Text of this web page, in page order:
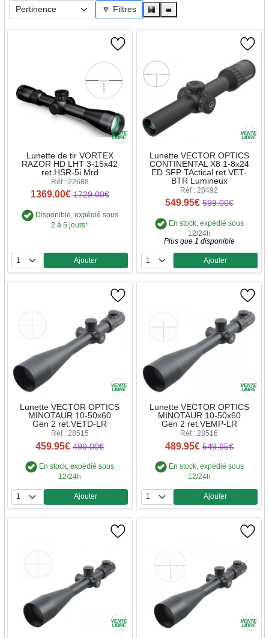
➜ Lunettes GAMO pour carabines à plombs
➜ Lunettes MTS - STOEGER pour carabines à plombs
➜ Lunettes UMAREX pour carabines à plombs
➜ Lunettes WALTHER pour carabines à plombs
Lunettes Militaires Russe
➜ Lunettes BELOMO
➜ Déstockages optiques et accessoires
Accessoires pour lunettes
➜ Entretien des optiques
➜ Bonnettes de protection BUTLER CREEK
➜ Bonnettes de protection VORTEX
➜ Leviers de zoom VORTEX
🔽 Filtres ▦ ≣
Lunette de tir VORTEX
RAZOR HD LHT 3-15x42
ret.HSR-5i Mrd
Réf : 22688
1369.00€ 1729.00€
Disponible, expédié sous
2 à 5 jours*
Quantité
Ajouter
Lunette VECTOR OPTICS
CONTINENTAL X8 1-8x24
ED SFP TActical ret.VET-
BTR Lumineux
Réf : 28492
549.95€ 599.00€
En stock, expédié sous
12/24h
Plus que 1 disponible
Quantité
Ajouter
Lunette VECTOR OPTICS
MINOTAUR 10-50x60
Gen 2 ret.VETD-LR
Réf : 28515
459.95€ 499.00€
En stock, expédié sous
12/24h
Quantité
Ajouter
Lunette VECTOR OPTICS
MINOTAUR 10-50x60
Gen 2 ret.VEMP-LR
Réf : 28516
489.95€ 549.95€
En stock, expédié sous
12/24h
Quantité
Ajouter